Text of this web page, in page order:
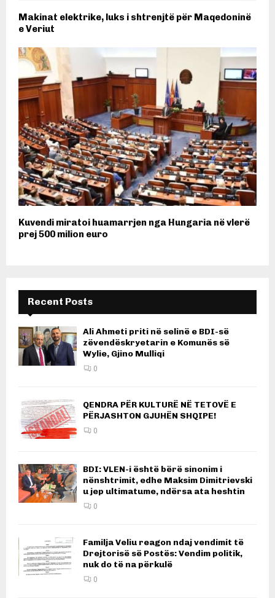
Makinat elektrike, luks i shtrenjtë për Maqedoninë
e Veriut
Kuvendi miratoi huamarrjen nga Hungaria në vlerë
prej 500 milion euro
Recent Posts
Ali Ahmeti priti në selinë e BDI-së
zëvendëskryetarin e Komunës së
Wylie, Gjino Mulliqi
0
QENDRA PËR KULTURË NË TETOVË E
PËRJASHTON GJUHËN SHQIPE!
0
BDI: VLEN-i është bërë sinonim i
nënshtrimit, edhe Maksim Dimitrievski
u jep ultimatume, ndërsa ata heshtin
0
Familja Veliu reagon ndaj vendimit të
Drejtorisë së Postës: Vendim politik,
nuk do të na përkulë
0